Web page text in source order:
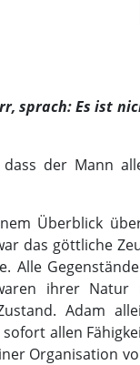
sprach: Es ist
der Mann
Überblick
das göttliche
Alle
ihrer
Adam
allen
Organisation